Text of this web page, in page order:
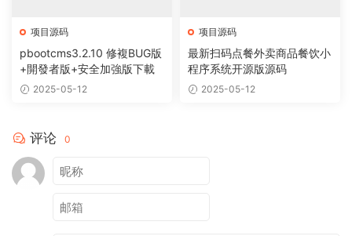
项目源码
pbootcms3.2.10 修複BUG版
+開發者版+安全加強版下載
2025-05-12
项目源码
最新扫码点餐外卖商品餐饮小
程序系统开源版源码
2025-05-12
评论 0